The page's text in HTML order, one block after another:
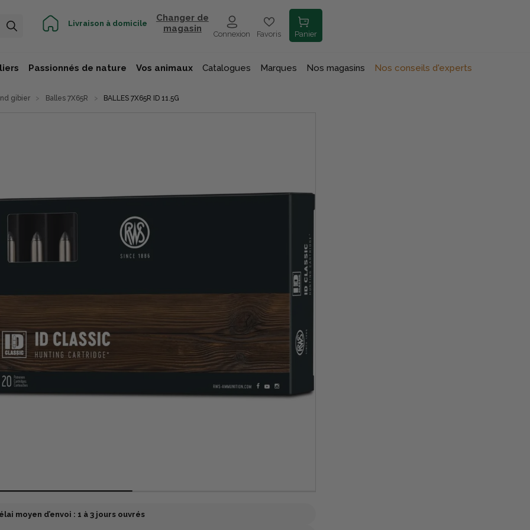
Livraison à domicile
Changer de
magasin
Connexion Favoris Panier
Passionnés de nature Vos animaux Catalogues Marques Nos magasins Nos conseils d'experts
gibier Balles 7X65R BALLES 7X65R ID 11.5G
moyen d’envoi : 1 à 3 jours ouvrés